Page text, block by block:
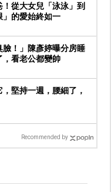
從大女兒「泳泳」到
」的愛始終如一
臉！」陳彥婷曝分房睡
，看老公都變帥
堅持一週，腰細了，
Recommended by